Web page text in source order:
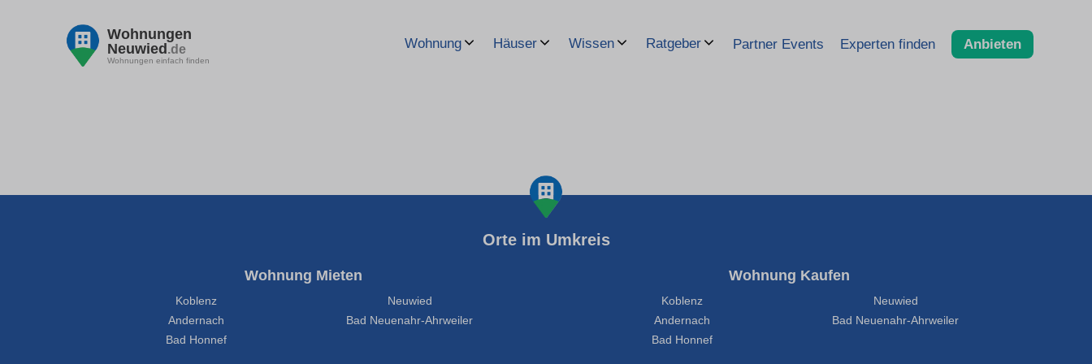
Wohnungen
Neuwied.de
Wohnungen einfach finden
Wohnung Häuser Wissen Ratgeber Partner Events Experten finden Anbieten
Orte im Umkreis
Wohnung Mieten
Koblenz
Neuwied
Andernach
Bad Neuenahr-Ahrweiler
Bad Honnef
Wohnung Kaufen
Koblenz
Neuwied
Andernach
Bad Neuenahr-Ahrweiler
Bad Honnef